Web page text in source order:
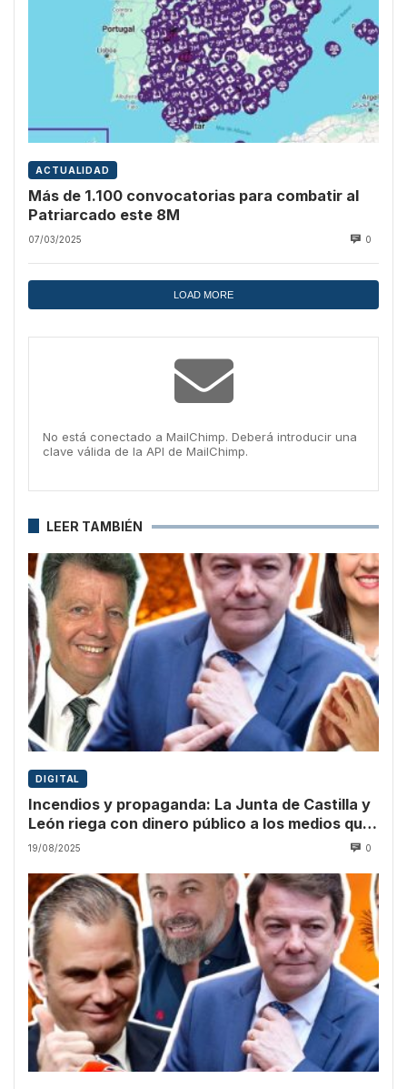
ACTUALIDAD
Más de 1.100 convocatorias para combatir al
Patriarcado este 8M
07/03/2025 0
LOAD MORE
No está conectado a MailChimp. Deberá introducir una
clave válida de la API de MailChimp.
LEER TAMBIÉN
DIGITAL
Incendios y propaganda: La Junta de Castilla y
León riega con dinero público a los medios que
culpan a Sánchez
19/08/2025 0